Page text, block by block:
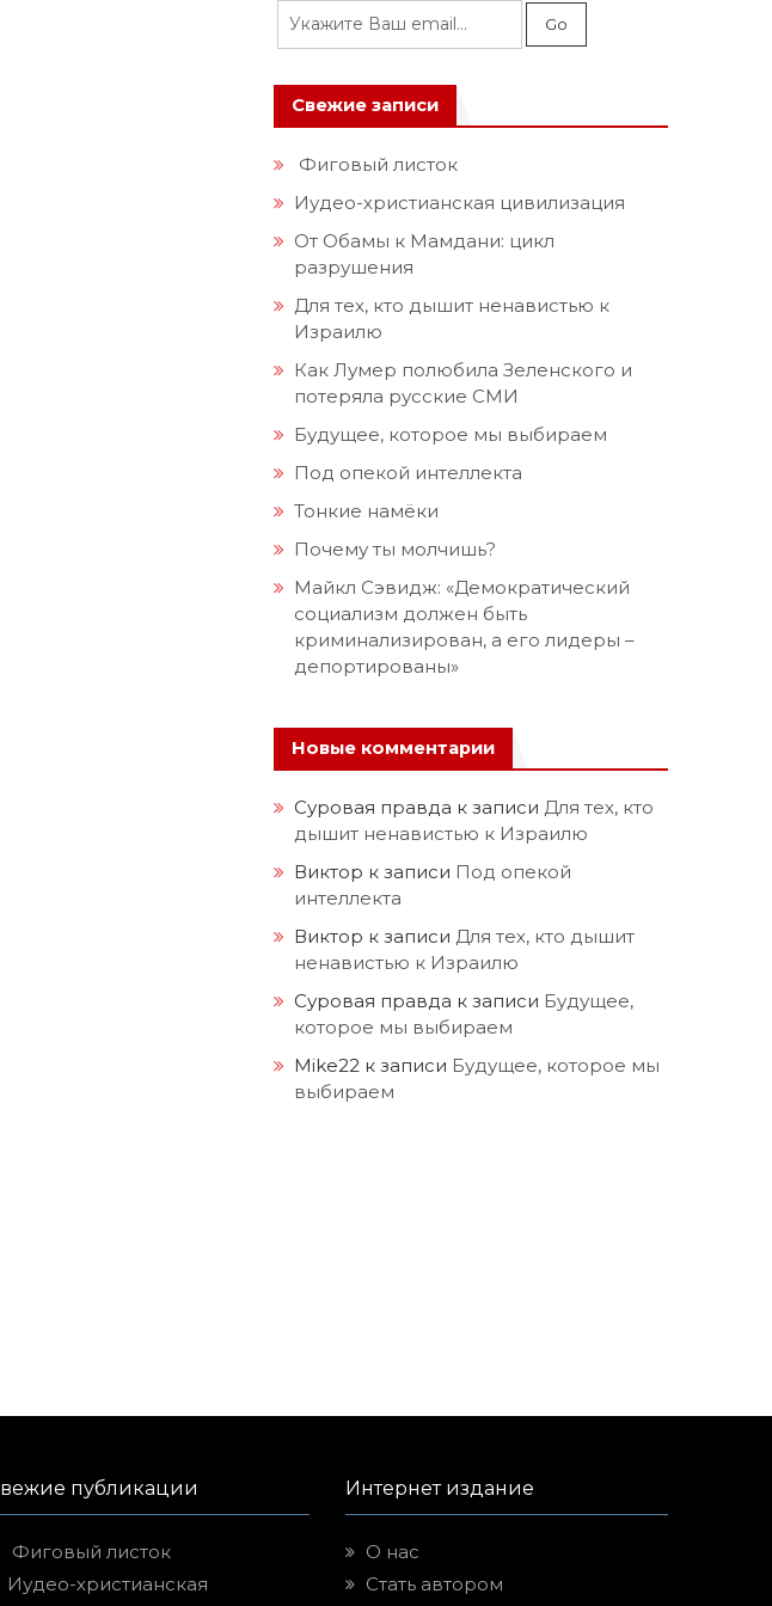
Свежие записи
Фиговый листок
Иудео-христианская цивилизация
От Обамы к Мамдани: цикл
разрушения
Для тех, кто дышит ненавистью к
Израилю
Как Лумер полюбила Зеленского и
потеряла русские СМИ
Будущее, которое мы выбираем
Под опекой интеллекта
Тонкие намёки
Почему ты молчишь?
Майкл Сэвидж: «Демократический
социализм должен быть
криминализирован, а его лидеры –
депортированы»
Новые комментарии
Суровая правда к записи Для тех, кто
дышит ненавистью к Израилю
Виктор к записи Под опекой
интеллекта
Виктор к записи Для тех, кто дышит
ненавистью к Израилю
Суровая правда к записи Будущее,
которое мы выбираем
Mike22 к записи Будущее, которое мы
выбираем
публикации
Фиговый листок
Иудео-христианская
Интернет издание
О нас
Стать автором